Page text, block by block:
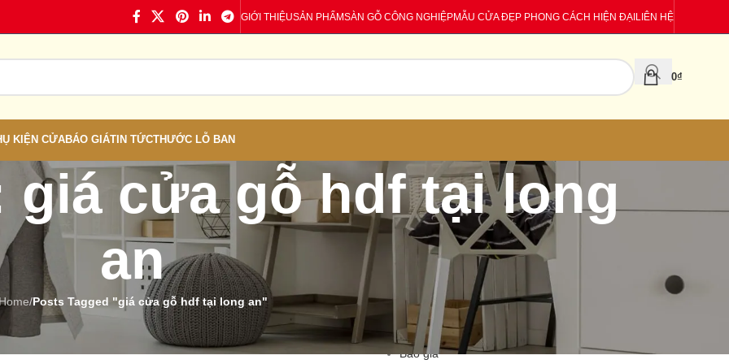
GIỚI THIỆUSẢN PHẨMSÀN GỖ CÔNG NGHIỆPMẪU CỬA ĐẸP PHONG CÁCH HIỆN ĐẠILIÊN HỆ
0₫
KIỆN CỬABÁO GIÁTIN TỨCTHƯỚC LỖ BAN
giá cửa gỗ hdf tại long
an
/Posts Tagged "giá cửa gỗ hdf tại long an"
CATEGORIES
Báo giá